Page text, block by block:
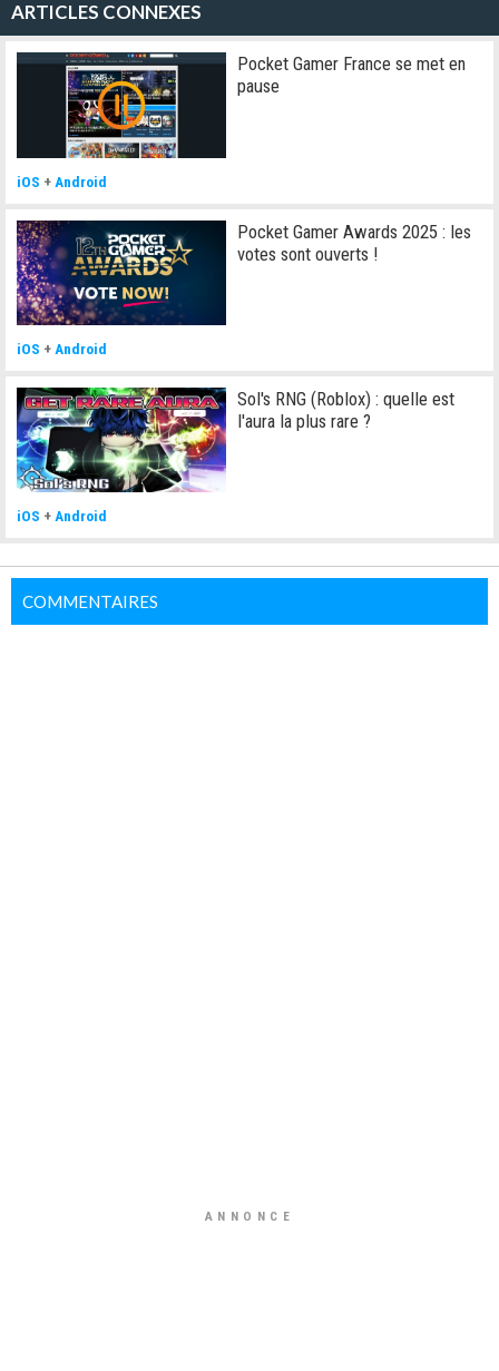
ARTICLES CONNEXES
Pocket Gamer France se met en
pause
iOS + Android
Pocket Gamer Awards 2025 : les
votes sont ouverts !
iOS + Android
Sol's RNG (Roblox) : quelle est
l'aura la plus rare ?
iOS + Android
COMMENTAIRES
ANNONCE